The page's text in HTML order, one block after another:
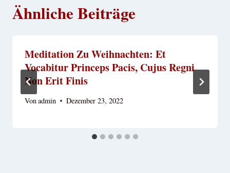
Ähnliche Beiträge
Meditation Zu Weihnachten: Et
Vocabitur Princeps Pacis, Cujus Regni
Non Erit Finis
Vonadmin Dezember 23, 2022